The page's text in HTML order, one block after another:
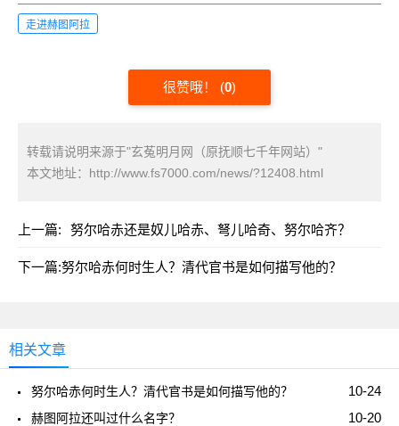
走进赫图阿拉
很赞哦！ (0)
转载请说明来源于"玄菟明月网（原抚顺七千年网站）"
本文地址： http://www.fs7000.com/news/?12408.html
上一篇: 努尔哈赤还是奴儿哈赤、弩儿哈奇、努尔哈齐？
下一篇:努尔哈赤何时生人？清代官书是如何描写他的？
相关文章
10-24
努尔哈赤何时生人？清代官书是如何描写他的？
10-20
赫图阿拉还叫过什么名字？